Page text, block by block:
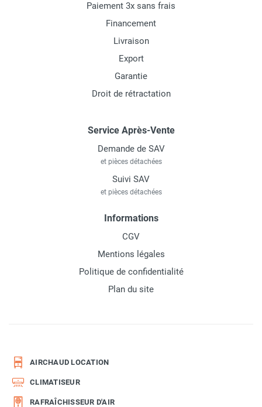
Paiement 3x sans frais
Financement
Livraison
Export
Garantie
Droit de rétractation
Service Après-Vente
Demande de SAV
et pièces détachées
Suivi SAV
et pièces détachées
Informations
CGV
Mentions légales
Politique de confidentialité
Plan du site
AIRCHAUD LOCATION
CLIMATISEUR
RAFRAÎCHISSEUR D'AIR